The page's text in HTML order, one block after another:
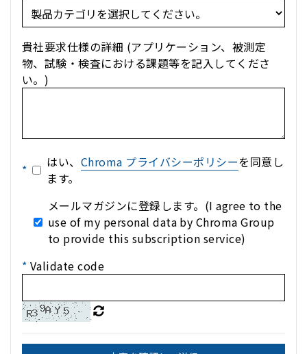
貴社要求仕様の詳細 (アプリケーション、被測定
物、試験・検査における課題等を記入してくださ
い。)
* はい、 Chroma プライバシーポリシーを同意し
ます。
メールマガジンに登録します。(I agree to the
use of my personal data by Chroma Group
to provide this subscription service)
* Validate code